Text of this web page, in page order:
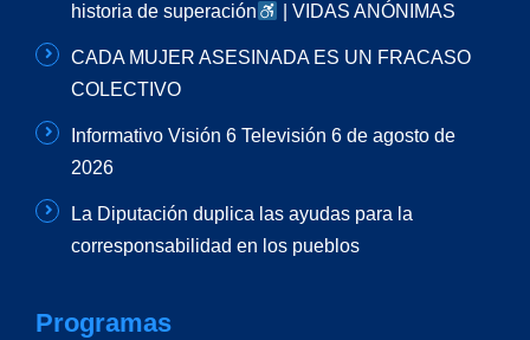
historia de superación
| VIDAS ANÓNIMAS
CADA MUJER ASESINADA ES UN FRACASO
COLECTIVO
Informativo Visión 6 Televisión 6 de agosto de
2026
La Diputación duplica las ayudas para la
corresponsabilidad en los pueblos
Programas